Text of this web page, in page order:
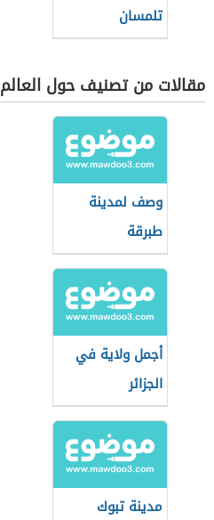
تلمسان
مقالات من تصنيف حول العالم
وصف لمدينة
طبرقة
أجمل ولاية في
الجزائر
مدينة تبوك